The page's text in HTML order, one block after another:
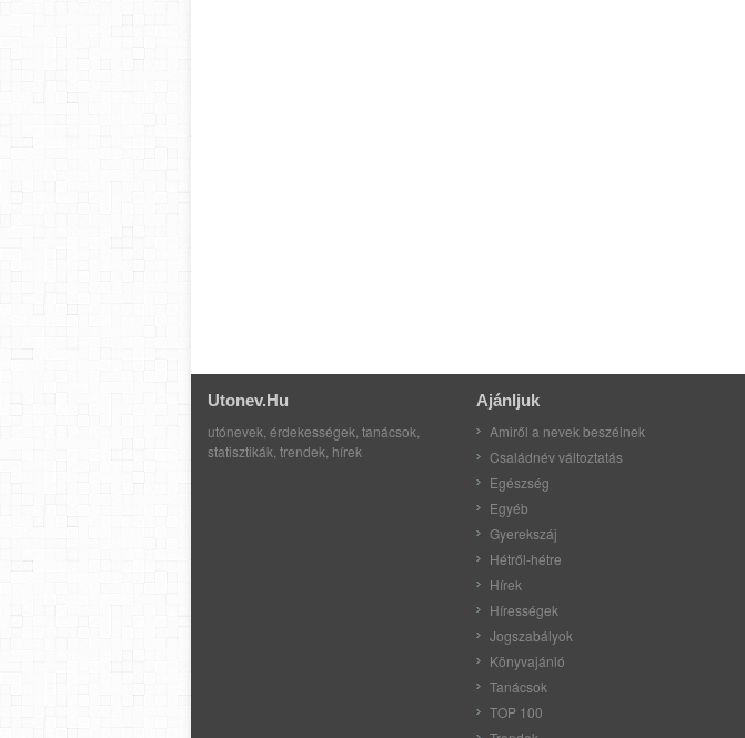
Utonev.hu
utónevek, érdekességek, tanácsok,
statisztikák, trendek, hírek
Ajánljuk
Amiről a nevek beszélnek
Családnév változtatás
Egészség
Egyéb
Gyerekszáj
Hétről-hétre
Hírek
Hírességek
Jogszabályok
Könyvajánló
Tanácsok
TOP 100